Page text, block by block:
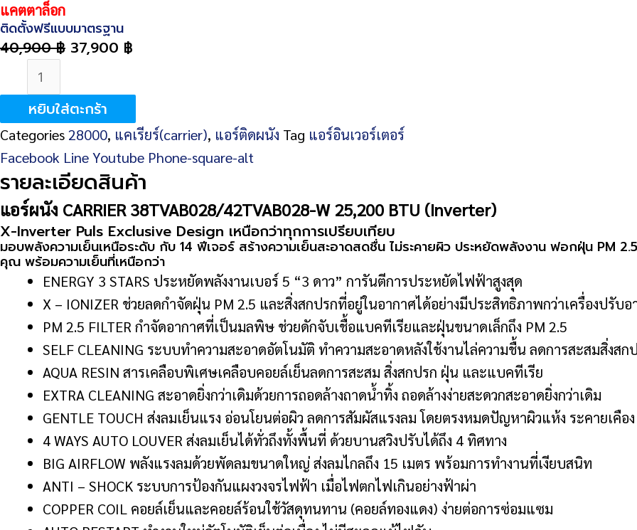
แคตตาล็อก
ติดตั้งฟรีแบบมาตรฐาน
40,900฿ 37,900 ฿
จำนวน
CARRIER
38TVAB028/42TVAB028-
W
25,200
BTU
ชิ้น
หยิบใส่ตะกร้า
Categories 28000, แคเรียร์(carrier), แอร์ติดผนัง Tag แอร์อินเวอร์เตอร์
Facebook LineYoutube Phone-square-alt
รายละเอียดสินค้า
แอร์ผนัง CARRIER 38TVAB028/42TVAB028-W 25,200 BTU (Inverter)
X-Inverter Puls Exclusive Design เหนือกว่าทุกการเปรียบเทียบ
มอบพลังความเย็นเหนือระดับ กับ 14 ฟีเจอร์ สร้างความเย็นสะอาดสดชื่น ไม่ระคายผิว ประหยัดพลังงาน ฟอกฝุ่น PM
คุณ พร้อมความเย็นที่เหนือกว่า
ENERGY 3 STARS ประหยัดพลังงานเบอร์ 5 “3 ดาว” การันตีการประหยัดไฟฟ้าสูงสุด
X – IONIZER ช่วยลดกำจัดฝุ่น PM 2.5 และสิ่งสกปรกที่อยู่ในอากาศได้อย่างมีประสิทธิภาพกว่าเครื่องปรับอ
PM 2.5 FILTER กำจัดอากาศที่เป็นมลพิษ ช่วยดักจับเชื้อแบคทีเรียและฝุ่นขนาดเล็กถึง PM 2.5
SELF CLEANING ระบบทำความสะอาดอัตโนมัติ ทำความสะอาดหลังใช้งานไล่ความชื้น ลดการสะสมสิ่งสก
AQUA RESIN สารเคลือบพิเศษเคลือบคอยล์เย็นลดการสะสม สิ่งสกปรก ฝุ่น และแบคทีเรีย
EXTRA CLEANING สะอาดยิ่งกว่าเดิมด้วยการถอดล้างถาดน้ำทิ้ง ถอดล้างง่ายสะดวกสะอาดยิ่งกว่าเดิม
GENTLE TOUCH ส่งลมเย็นแรง อ่อนโยนต่อผิว ลดการสัมผัสแรงลม โดยตรงหมดปัญหาผิวแห้ง ระคายเคือง
4 WAYS AUTO LOUVER ส่งลมเย็นได้ทั่วถึงทั้งพื้นที่ ด้วยบานสวิงปรับได้ถึง 4 ทิศทาง
BIG AIRFLOW พลังแรงลมด้วยพัดลมขนาดใหญ่ ส่งลมไกลถึง 15 เมตร พร้อมการทำงานที่เงียบสนิท
ANTI – SHOCK ระบบการป้องกันแผงวงจรไฟฟ้า เมื่อไฟตกไฟเกินอย่างฟ้าผ่า
COPPER COIL คอยล์เย็นและคอยล์ร้อนใช้วัสดุทนทาน (คอยล์ทองแดง) ง่ายต่อการซ่อมแซม